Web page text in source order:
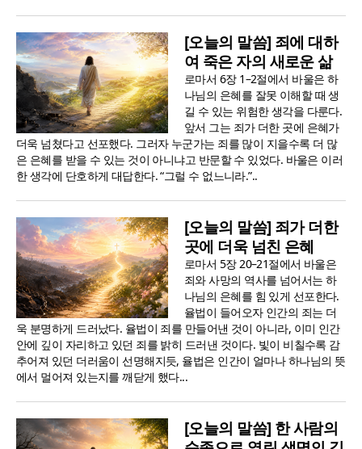
[오늘의 말씀] 죄에 대하
여 죽은 자의 새로운 삶
로마서 6장 1–2절에서 바울은 하
나님의 은혜를 잘못 이해할 때 생
길 수 있는 위험한 생각을 다룬다.
앞서 그는 죄가 더한 곳에 은혜가
더욱 넘쳤다고 선포했다. 그러자 누군가는 죄를 많이 지을수록 더 많
은 은혜를 받을 수 있는 것이 아니냐고 반문할 수 있었다. 바울은 이러
한 생각에 단호하게 대답한다. “그럴 수 없느니라.”..
[오늘의 말씀] 죄가 더한
곳에 더욱 넘친 은혜
로마서 5장 20–21절에서 바울은
죄와 사망의 역사를 넘어서는 하
나님의 은혜를 힘 있게 선포한다.
율법이 들어오자 인간의 죄는 더
욱 분명하게 드러났다. 율법이 죄를 만들어낸 것이 아니라, 이미 인간
안에 깊이 자리하고 있던 죄를 밝히 드러낸 것이다. 빛이 비칠수록 감
추어져 있던 더러움이 선명해지듯, 율법은 인간이 얼마나 하나님의 뜻
에서 멀어져 있는지를 깨닫게 했다...
[오늘의 말씀] 한 사람의